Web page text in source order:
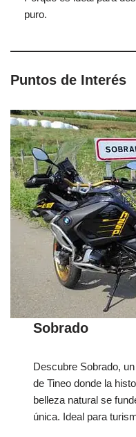
puro.
Puntos de Interés
Sobrado
Descubre Sobrado,
de Tineo donde la
belleza natural se
única. Ideal para